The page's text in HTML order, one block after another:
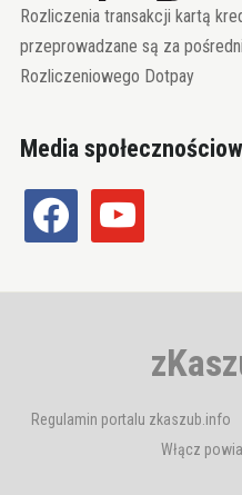
Rozliczenia transakcji kartą
przeprowadzane są za
Rozliczeniowego Dotpay
Media
facebook youtube
Regulamin portalu zkaszub.info
Włącz